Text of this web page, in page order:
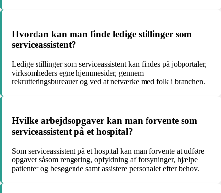
Hvordan kan man finde ledige stillinger som
serviceassistent?
Ledige stillinger som serviceassistent kan findes på jobportaler,
virksomheders egne hjemmesider, gennem
rekrutteringsbureauer og ved at netværke med folk i branchen.
Hvilke arbejdsopgaver kan man forvente som
serviceassistent på et hospital?
Som serviceassistent på et hospital kan man forvente at udføre
opgaver såsom rengøring, opfyldning af forsyninger, hjælpe
patienter og besøgende samt assistere personalet efter behov.